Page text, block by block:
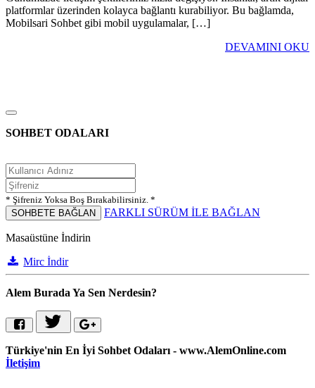
platformlar üzerinden kolayca bağlantı kurabiliyor. Bu bağlamda,
Mobilsari Sohbet gibi mobil uygulamalar, […]
DEVAMINI OKU
SOHBET ODALARI
* Şifreniz Yoksa Boş Bırakabilirsiniz. *
SOHBETE BAĞLAN
FARKLI SÜRÜM İLE BAĞLAN
Masaüstüne İndirin
Mirc İndir
Alem Burada Ya Sen Nerdesin?
Türkiye'nin En İyi Sohbet Odaları - www.AlemOnline.com
İletişim